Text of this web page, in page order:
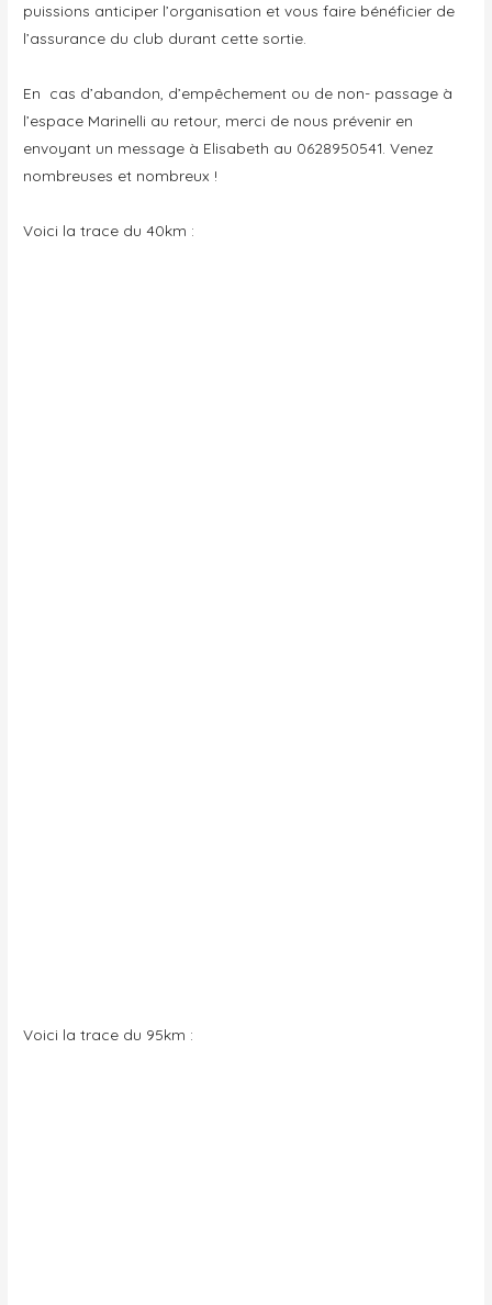
puissions anticiper l’organisation et vous faire bénéficier de
l’assurance du club durant cette sortie.
En cas d’abandon, d’empêchement ou de non- passage à
l’espace Marinelli au retour, merci de nous prévenir en
envoyant un message à Elisabeth au 0628950541. Venez
nombreuses et nombreux !
Voici la trace du 40km :
Voici la trace du 95km :